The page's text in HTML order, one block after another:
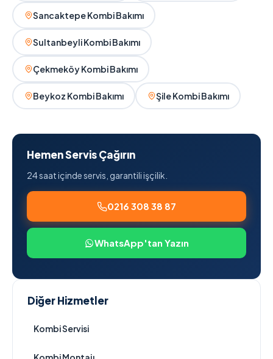
Sancaktepe Kombi Bakımı
Sultanbeyli Kombi Bakımı
Çekmeköy Kombi Bakımı
Beykoz Kombi Bakımı Şile Kombi Bakımı
Hemen Servis Çağırın
24 saat içinde servis, garantili işçilik.
0216 308 38 87
WhatsApp'tan Yazın
Diğer Hizmetler
Kombi Servisi